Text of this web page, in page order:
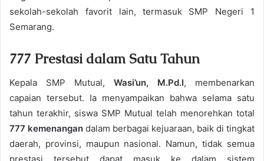
sekolah-sekolah favorit lain, termasuk SMP Negeri 1
Semarang.
777 Prestasi dalam Satu Tahun
Kepala SMP Mutual, Wasi’un, M.Pd.I, membenarkan
capaian tersebut. Ia menyampaikan bahwa selama satu
tahun terakhir, siswa SMP Mutual telah menorehkan total
777 kemenangan dalam berbagai kejuaraan, baik di tingkat
daerah, provinsi, maupun nasional. Namun, tidak semua